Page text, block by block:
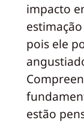
impacto
pois ele
estão